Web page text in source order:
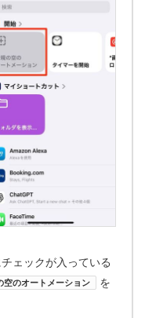
チェックが入っている
空のオートメーション
を